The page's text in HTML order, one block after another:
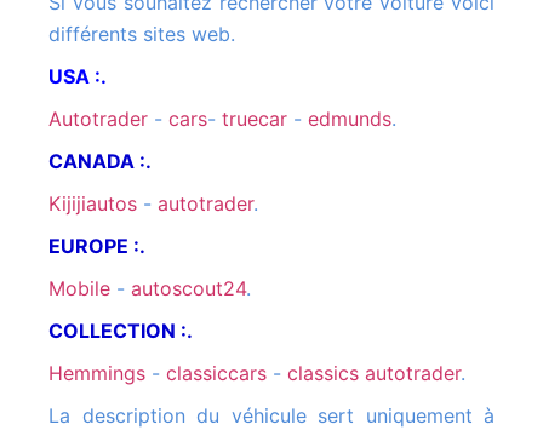
différents sites web.
USA :.
autotrader - cars- truecar - edmunds.
CANADA :.
kijijiautos - autotrader.
EUROPE :.
mobile - autoscout24.
COLLECTION :.
hemmings - classiccars - classics autotrader.
La description du véhicule sert uniquement à